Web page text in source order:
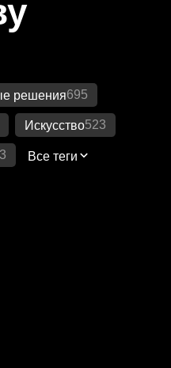
решения695
Искусство523
Все теги